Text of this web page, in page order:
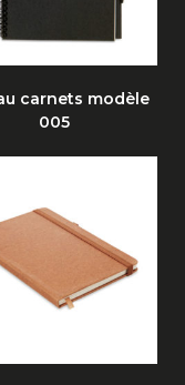
carnets modèle
005